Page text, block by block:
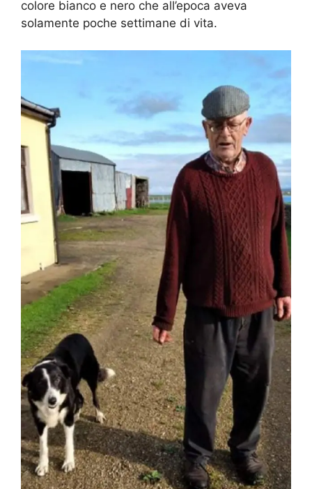
colore bianco e nero che all’epoca aveva
solamente poche settimane di vita.